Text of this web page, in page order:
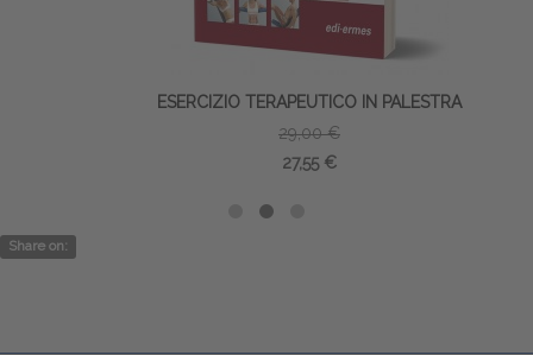
ESERCIZIO TERAPEUTICO IN PALESTRA
29,00 €
27,55 €
Share on: